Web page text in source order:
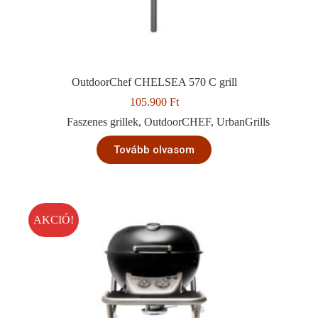
OutdoorChef CHELSEA 570 C grill
105.900 Ft
Faszenes grillek,OutdoorCHEF,UrbanGrills
Tovább olvasom
AKCIÓ!